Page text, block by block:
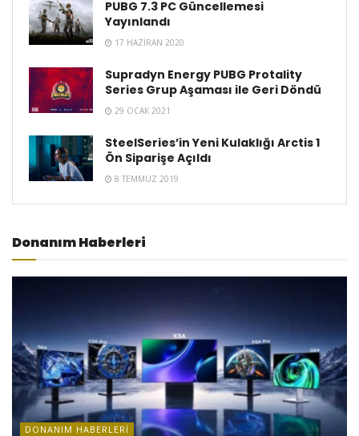
PUBG 7.3 PC Güncellemesi
Yayınlandı
17 HAZIRAN 2020
Supradyn Energy PUBG Protality
Series Grup Aşaması ile Geri Döndü
29 OCAK 2021
SteelSeries’in Yeni Kulaklığı Arctis 1
Ön Siparişe Açıldı
8 TEMMUZ 2019
Donanım Haberleri
DONANIM HABERLERI